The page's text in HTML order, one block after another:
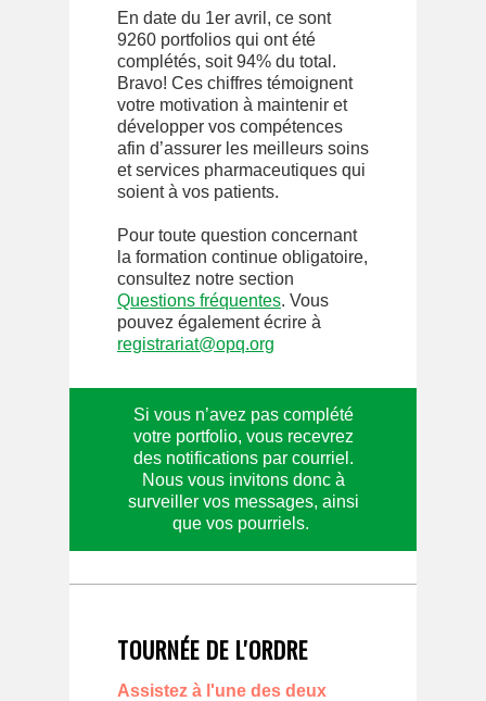
En date du 1er avril, ce sont
9260 portfolios qui ont été
complétés, soit 94% du total.
Bravo! Ces chiffres témoignent
votre motivation à maintenir et
développer vos compétences
afin d’assurer les meilleurs soins
et services pharmaceutiques qui
soient à vos patients.
Pour toute question concernant
la formation continue obligatoire,
consultez notre section
Questions fréquentes. Vous
pouvez également écrire à
registrariat@opq.org
Si vous n’avez pas complété
votre portfolio, vous recevrez
des notifications par courriel.
Nous vous invitons donc à
surveiller vos messages, ainsi
que vos pourriels.
TOURNÉE DE L'ORDRE
Assistez à l'une des deux